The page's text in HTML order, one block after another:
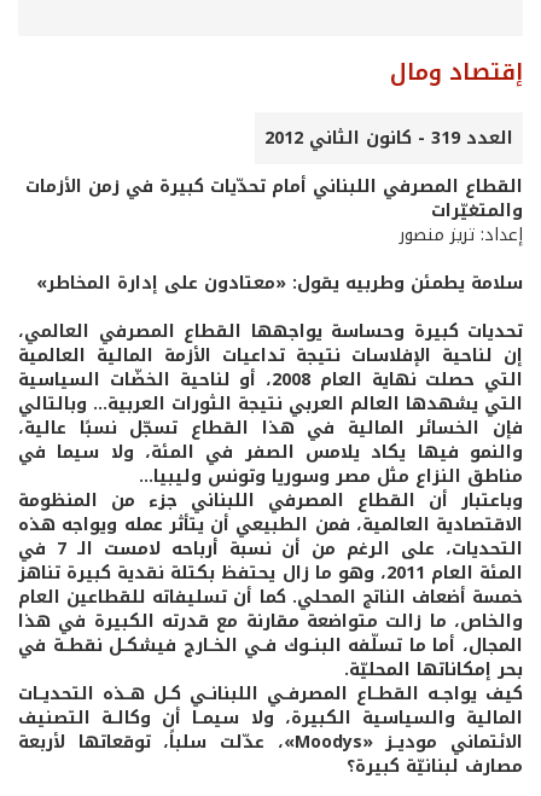
إقتصاد ومال
العدد 319 - كانون الثاني 2012
القطاع المصرفي اللبناني أمام تحدّيات كبيرة في زمن الأزمات
والمتغيّرات
إعداد: تريز منصور
سلامة يطمئن وطربيه يقول: «معتادون على إدارة المخاطر»
تحديات كبيرة وحساسة يواجهها القطاع المصرفي العالمي،
إن لناحية الإفلاسات نتيجة تداعيات الأزمة المالية العالمية
التي حصلت نهاية العام 2008، أو لناحية الخضّات السياسية
التي يشهدها العالم العربي نتيجة الثورات العربية... وبالتالي
فإن الخسائر المالية في هذا القطاع تسجّل نسبًا عالية،
والنمو فيها يكاد يلامس الصفر في المئة، ولا سيما في
مناطق النزاع مثل مصر وسوريا وتونس وليبيا...
وباعتبار أن القطاع المصرفي اللبناني جزء من المنظومة
الاقتصادية العالمية، فمن الطبيعي أن يتأثر عمله ويواجه هذه
التحديات، على الرغم من أن نسبة أرباحه لامست الـ 7 في
المئة العام 2011، وهو ما زال يحتفظ بكتلة نقدية كبيرة تناهز
خمسة أضعاف الناتج المحلي. كما أن تسليفاته للقطاعين العام
والخاص، ما زالت متواضعة مقارنة مع قدرته الكبيرة في هذا
المجال، أما ما تسلّفه البنــوك فــي الخــارج فيشكــل نقطــة في
بحر إمكاناتها المحليّة.
كيف يواجــه القطــاع المصرفــي اللبنانــي كــل هــذه التحديــات
المالية والسياسية الكبيرة، ولا سيمــا أن وكالــة التصنيف
الائتماني موديــز «Moodys»، عدّلت سلباً، توقعاتها لأربعة
مصارف لبنانيّة كبيرة؟